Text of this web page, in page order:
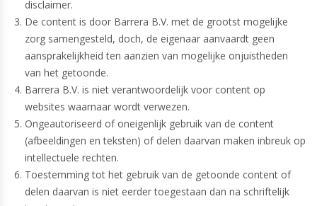
disclaimer.
De content is door Barrera B.V. met de grootst mogelijke
zorg samengesteld, doch, de eigenaar aanvaardt geen
aansprakelijkheid ten aanzien van mogelijke onjuistheden
van het getoonde.
Barrera B.V. is niet verantwoordelijk voor content op
websites waarnaar wordt verwezen.
Ongeautoriseerd of oneigenlijk gebruik van de content
(afbeeldingen en teksten) of delen daarvan maken inbreuk op
intellectuele rechten.
Toestemming tot het gebruik van de getoonde content of
delen daarvan is niet eerder toegestaan dan na schriftelijk